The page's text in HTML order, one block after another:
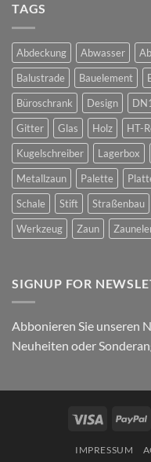
TAGS
Abdeckung Abwasser
Balustrade
Bauelement
Büroschrank
Design
Gitter
Glas Holz HT-
Kugelschreiber
Lagerbox
Metallzaun
Palette
Schale
Stift Straßenbau
Werkzeug
Zaun
SIGNUP FOR
Abbonieren Sie unseren
Neuheiten oder
Visa
IMPRESSUM